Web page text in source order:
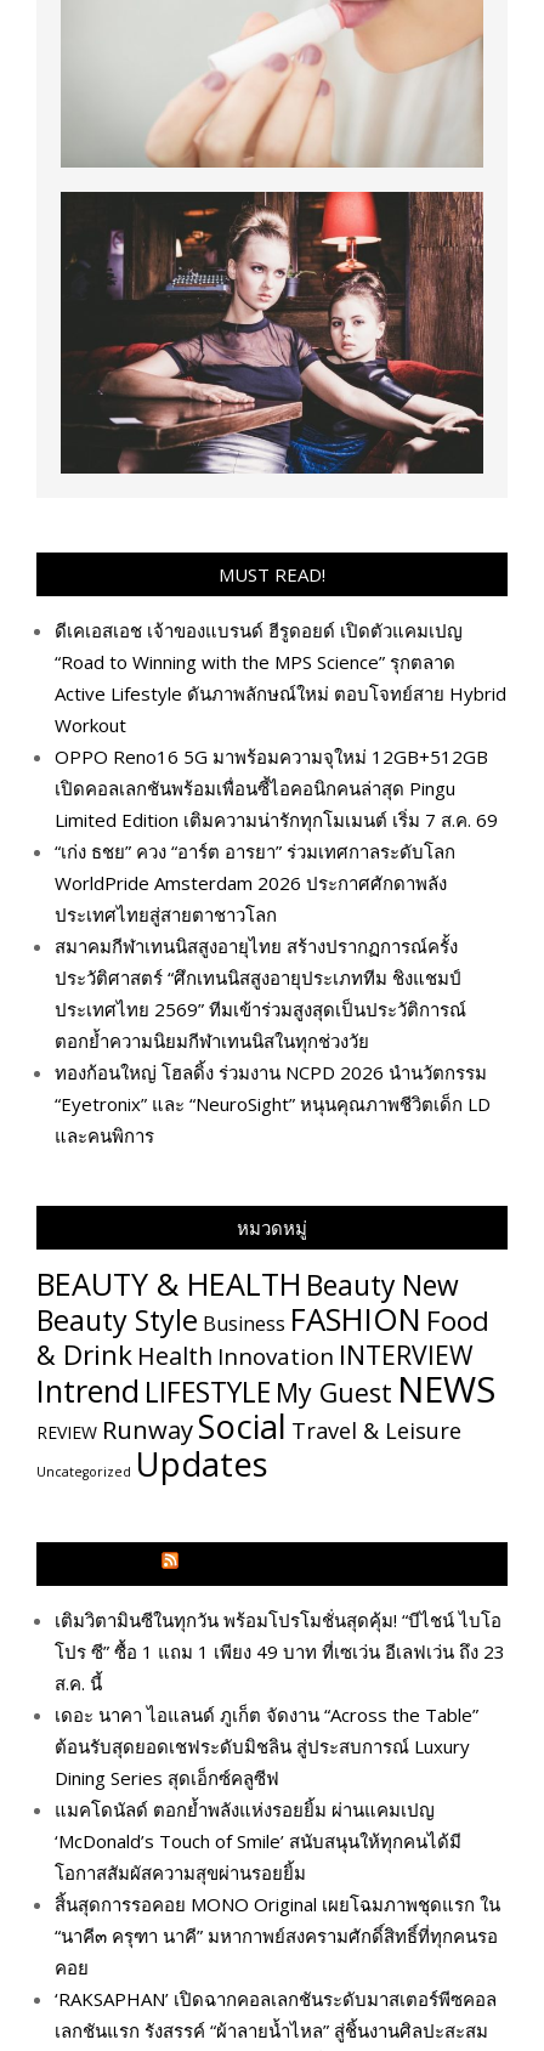
MUST READ!
ดีเคเอสเอช เจ้าของแบรนด์ ฮีรูดอยด์ เปิดตัวแคมเปญ
“Road to Winning with the MPS Science” รุกตลาด
Active Lifestyle ดันภาพลักษณ์ใหม่ ตอบโจทย์สาย Hybrid
Workout
OPPO Reno16 5G มาพร้อมความจุใหม่ 12GB+512GB
เปิดคอลเลกชันพร้อมเพื่อนซี้ไอคอนิกคนล่าสุด Pingu
Limited Edition เติมความน่ารักทุกโมเมนต์ เริ่ม 7 ส.ค. 69
“เก่ง ธชย” ควง “อาร์ต อารยา” ร่วมเทศกาลระดับโลก
WorldPride Amsterdam 2026 ประกาศศักดาพลัง
ประเทศไทยสู่สายตาชาวโลก
สมาคมกีฬาเทนนิสสูงอายุไทย สร้างปรากฏการณ์ครั้ง
ประวัติศาสตร์ “ศึกเทนนิสสูงอายุประเภททีม ชิงแชมป์
ประเทศไทย 2569” ทีมเข้าร่วมสูงสุดเป็นประวัติการณ์
ตอกย้ำความนิยมกีฬาเทนนิสในทุกช่วงวัย
ทองก้อนใหญ่ โฮลดิ้ง ร่วมงาน NCPD 2026 นำนวัตกรรม
“Eyetronix” และ “NeuroSight” หนุนคุณภาพชีวิตเด็ก LD
และคนพิการ
หมวดหมู่
BEAUTY & HEALTH Beauty New
Beauty Style Business FASHION Food
& Drink Health Innovation INTERVIEW
Intrend LIFESTYLE My​ Guest NEWS
REVIEW RunwaySocial Travel & Leisure
Uncategorized Updates
เติมวิตามินซีในทุกวัน พร้อมโปรโมชั่นสุดคุ้ม! “บีไชน์ ไบโอ
โปร ซี” ซื้อ 1 แถม 1 เพียง 49 บาท ที่เซเว่น อีเลฟเว่น ถึง 23
ส.ค. นี้
เดอะ นาคา ไอแลนด์ ภูเก็ต จัดงาน “Across the Table”
ต้อนรับสุดยอดเชฟระดับมิชลิน สู่ประสบการณ์ Luxury
Dining Series สุดเอ็กซ์คลูซีฟ
แมคโดนัลด์ ตอกย้ำพลังแห่งรอยยิ้ม ผ่านแคมเปญ
‘McDonald’s Touch of Smile’ สนับสนุนให้ทุกคนได้มี
โอกาสสัมผัสความสุขผ่านรอยยิ้ม
สิ้นสุดการรอคอย MONO Original เผยโฉมภาพชุดแรก ใน
“นาคี๓ ครุฑา นาคี” มหากาพย์สงครามศักดิ์สิทธิ์ที่ทุกคนรอ
คอย
‘RAKSAPHAN’ เปิดฉากคอลเลกชันระดับมาสเตอร์พีซคอล
เลกชันแรก รังสรรค์ “ผ้าลายน้ำไหล” สู่ชิ้นงานศิลปะสะสม